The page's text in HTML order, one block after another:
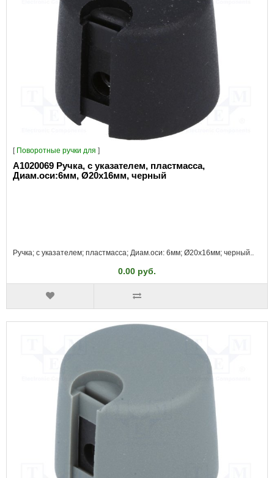
[ Поворотные ручки для ]
A1020069 Ручка, с указателем, пластмасса,
Диам.оси:6мм, Ø20x16мм, черный
Ручка; с указателем; пластмасса; Диам.оси: 6мм; Ø20x16мм; черный..
0.00 руб.